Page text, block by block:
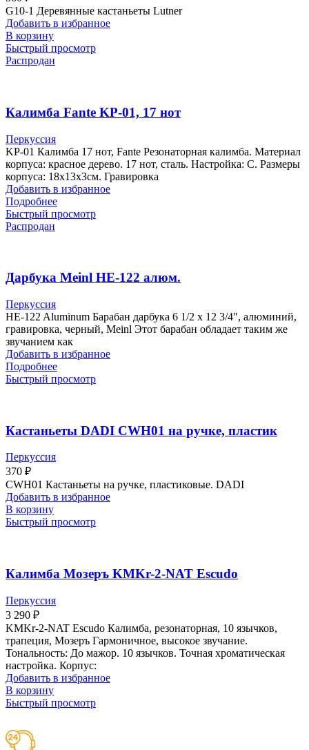
G10-1 Деревянные кастаньеты Lutner
Добавить в избранное
В корзину
Быстрый просмотр
Распродан
Калимба Fante KP-01, 17 нот
Перкуссия
KP-01 Калимба 17 нот, Fante Резонаторная калимба. Материал
корпуса: красное дерево. 17 нот, сталь. Настройка: C. Размеры
корпуса: 18х13х3см. Гравировка
Добавить в избранное
Подробнее
Быстрый просмотр
Распродан
Дарбука Meinl HE-122 алюм.
Перкуссия
HE-122 Aluminum Барабан дарбука 6 1/2 x 12 3/4″, алюминий,
гравировка, черный, Meinl Этот барабан обладает таким же
звучанием как
Добавить в избранное
Подробнее
Быстрый просмотр
Кастаньеты DADI CWH01 на ручке, пластик
Перкуссия
370 ₽
CWH01 Кастаньеты на ручке, пластиковые. DADI
Добавить в избранное
В корзину
Быстрый просмотр
Калимба Мозеръ KMKr-2-NAT Escudo
Перкуссия
3 290 ₽
KMKr-2-NAT Escudo Калимба, резонаторная, 10 язычков,
трапеция, Мозеръ Гармоничное, высокое звучание.
Тональность: До мажор. 10 язычков. Точная хроматическая
настройка. Корпус:
Добавить в избранное
В корзину
Быстрый просмотр